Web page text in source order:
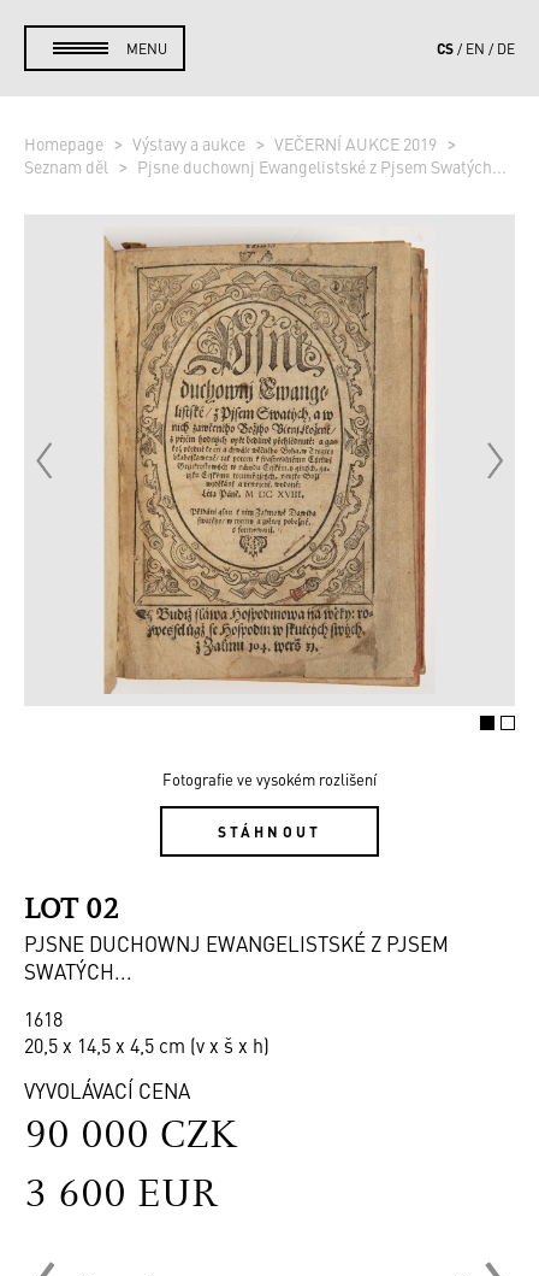
MENU CS EN DE
Homepage Výstavy a aukce
VEČERNÍ AUKCE 2019
Seznam děl
Pjsne duchownj Ewangelistské z Pjsem Swatých...
Fotografie ve vysokém rozlišení
STÁHNOUT
LOT 02
PJSNE DUCHOWNJ EWANGELISTSKÉ Z PJSEM
SWATÝCH...
1618
20,5 x 14,5 x 4,5 cm (v x š x h)
VYVOLÁVACÍ CENA
90 000 CZK
3 600 EUR